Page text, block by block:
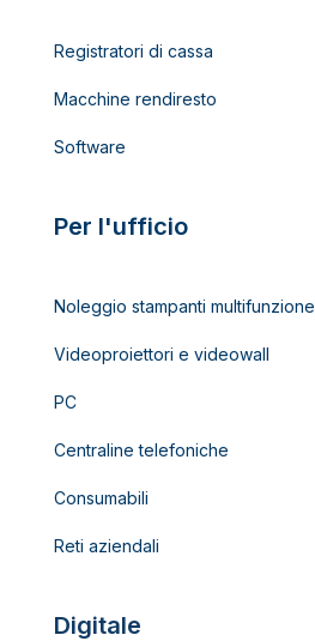
Registratori di cassa
Macchine rendiresto
Software
Per l'ufficio
Noleggio stampanti multifunzione
Videoproiettori e videowall
PC
Centraline telefoniche
Consumabili
Reti aziendali
Digitale